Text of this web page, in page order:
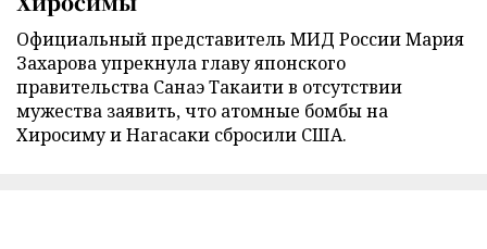
Официальный представитель МИД России Мария
Захарова упрекнула главу японского
правительства Санаэ Такаити в отсутствии
мужества заявить, что атомные бомбы на
Хиросиму и Нагасаки сбросили США.